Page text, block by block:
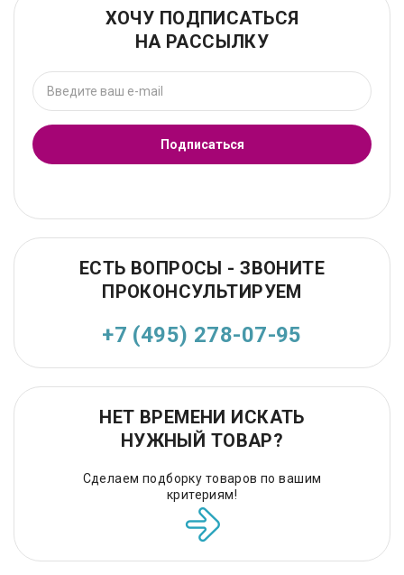
ХОЧУ ПОДПИСАТЬСЯ
НА РАССЫЛКУ
Подписаться
ЕСТЬ ВОПРОСЫ - ЗВОНИТЕ
ПРОКОНСУЛЬТИРУЕМ
+7 (495) 278-07-95
НЕТ ВРЕМЕНИ ИСКАТЬ
НУЖНЫЙ ТОВАР?
Сделаем подборку товаров по вашим
критериям!